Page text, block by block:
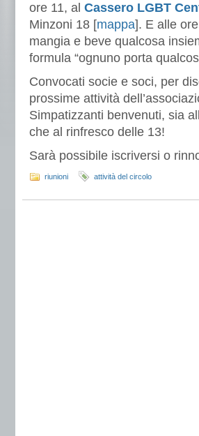
ore 11, al Cassero LGBT
Minzoni 18 [mappa]. E alle
mangia e beve qualcosa
formula “ognuno porta
Convocati socie e soci, per
prossime attività
Simpatizzanti benvenuti, sia
che al rinfresco delle 13!
Sarà possibile iscriversi o
riunioni attività del circolo